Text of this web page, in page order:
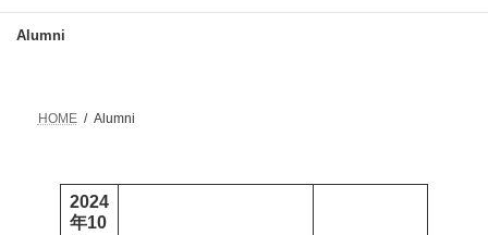
キ
に
Alumni
HOME Alumni
2024
年10